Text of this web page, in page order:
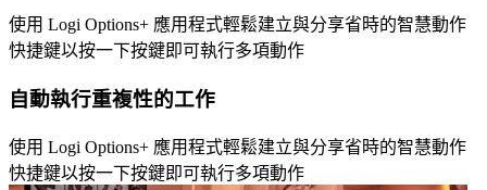
使用 Logi Options+ 應用程式輕鬆建立與分享省時的智慧動作
快捷鍵以按一下按鍵即可執行多項動作
自動執行重複性的工作
使用 Logi Options+ 應用程式輕鬆建立與分享省時的智慧動作
快捷鍵以按一下按鍵即可執行多項動作